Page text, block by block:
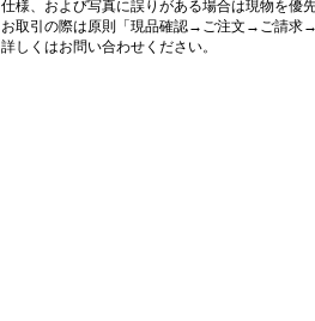
仕様、および写真に誤りがある場合は現物を優
お取引の際は原則「現品確認→ご注文→ご請求
詳しくはお問い合わせください。